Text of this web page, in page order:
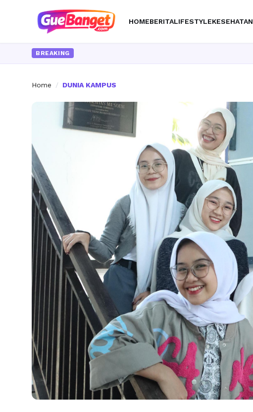
HOMEBERITALIFESTYLEKESEHATAN
BREAKING
Home / DUNIA KAMPUS